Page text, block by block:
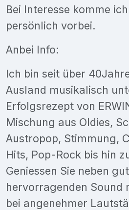
Bei Interesse komme
persönlich vorbei.
Anbei Info:
Ich bin seit über
Ausland musikalisch
Erfolgsrezept von
Mischung aus Oldies,
Austropop, Stimmung,
Hits, Pop-Rock bis hin
Geniessen Sie neben
hervorragenden Sound
bei angenehmer